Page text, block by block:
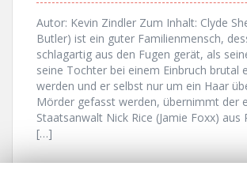
Autor: Kevin Zindler Zum Inhalt: Clyde
Butler) ist ein guter Familienmensch,
schlagartig aus den Fugen gerät, als
seine Tochter bei einem Einbruch brutal
werden und er selbst nur um ein Haar
Mörder gefasst werden, übernimmt der
Staatsanwalt Nick Rice (Jamie Foxx) aus
[…]